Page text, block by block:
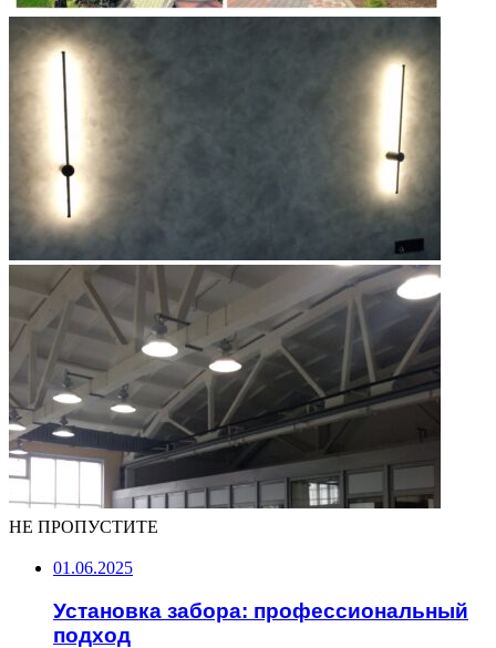
НЕ ПРОПУСТИТЕ
01.06.2025
Установка забора: профессиональный
подход